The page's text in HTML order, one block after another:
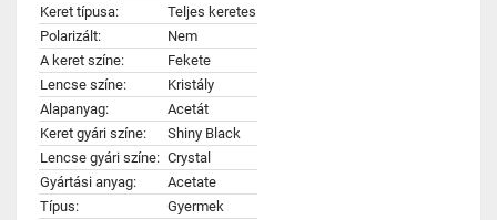
Keret típusa:
Teljes keretes
Polarizált:
Nem
A keret színe:
Fekete
Lencse színe:
Kristály
Alapanyag:
Acetát
Keret gyári színe:
Shiny Black
Lencse gyári színe: Crystal
Gyártási anyag:
Acetate
Típus:
Gyermek